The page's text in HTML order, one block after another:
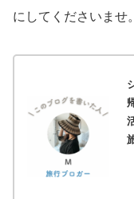
にしてくださいませ。